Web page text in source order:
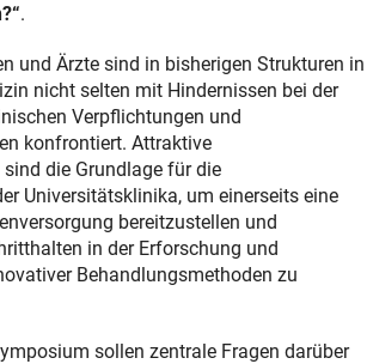
.
und Ärzte sind in bisherigen Strukturen in
nicht selten mit Hindernissen bei der
Verpflichtungen und
konfrontiert. Attraktive
die Grundlage für die
Universitätsklinika, um einerseits eine
bereitzustellen und
in der Erforschung und
Behandlungsmethoden zu
sollen zentrale Fragen darüber